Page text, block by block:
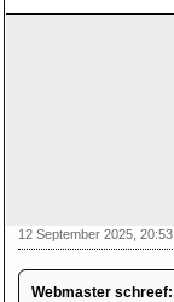
12 September 2025, 20:53
Webmaster schreef: